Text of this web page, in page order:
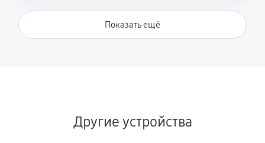
Показать ещё
Другие устройства